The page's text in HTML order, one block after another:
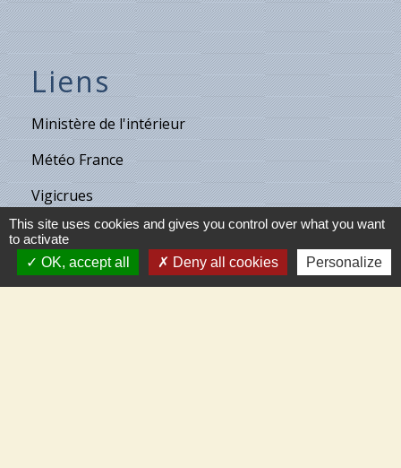
Liens
Ministère de l'intérieur
Météo France
Vigicrues
Son & Lumières de Cléry
Maison de retraite de Villecante
This site uses cookies and gives you control over what you want
to activate
OK, accept all
Deny all cookies Personalize